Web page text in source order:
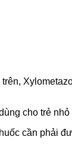
cho trẻ
cần phải